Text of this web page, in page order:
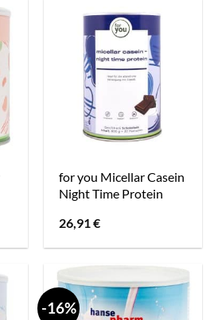
for you Micellar Casein
Night Time Protein
26,91€
-16%